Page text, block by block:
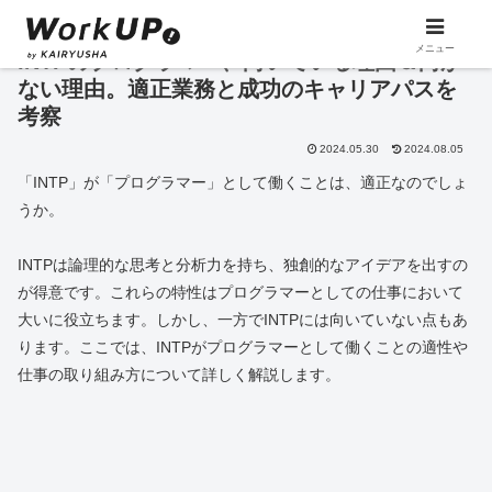
INTPのプログラマー、向いている理由＆向か
ない理由。適正業務と成功のキャリアパスを
考察
2024.05.30 2024.08.05
「INTP」が「プログラマー」として働くことは、適正なのでしょ
うか。
INTPは論理的な思考と分析力を持ち、独創的なアイデアを出すの
が得意です。これらの特性はプログラマーとしての仕事において
大いに役立ちます。しかし、一方でINTPには向いていない点もあ
ります。ここでは、INTPがプログラマーとして働くことの適性や
仕事の取り組み方について詳しく解説します。
メニュー